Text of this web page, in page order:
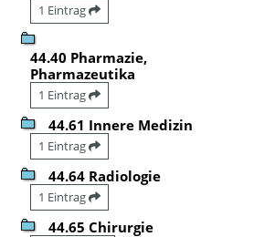
1 Eintrag
44.40 Pharmazie,
Pharmazeutika
1 Eintrag
44.61 Innere Medizin
1 Eintrag
44.64 Radiologie
1 Eintrag
44.65 Chirurgie